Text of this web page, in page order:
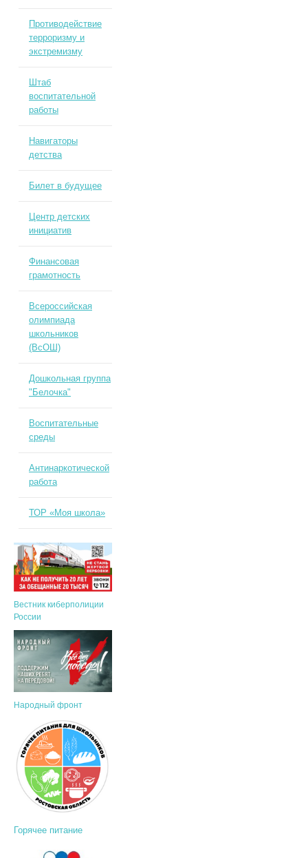
Противодействие
терроризму и
экстремизму
Штаб
воспитательной
работы
Навигаторы
детства
Билет в будущее
Центр детских
инициатив
Финансовая
грамотность
Всероссийская
олимпиада
школьников
(ВсОШ)
Дошкольная группа
"Белочка"
Воспитательные
среды
Антинаркотической
работа
ТОР «Моя школа»
Вестник киберполиции
России
Народный фронт
Горячее питание